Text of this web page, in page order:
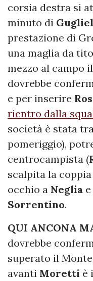
corsia destra si
minuto di
prestazione di
una maglia da
mezzo al campo
dovrebbe
e per inserire
rientro dalla
società è stata
pomeriggio),
centrocampista (
scalpita la coppia
occhio a Neglia
Sorrentino.
QUI ANCONA
dovrebbe
superato il
avanti Moretti è